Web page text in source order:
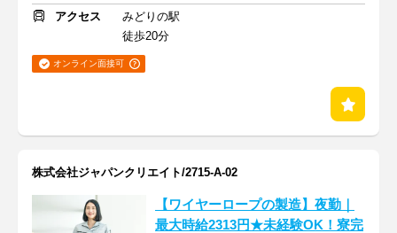
アクセス
みどりの駅
徒歩20分
オンライン面接可
株式会社ジャパンクリエイト/2715-A-02
【ワイヤーロープの製造】夜勤｜
最大時給2313円★未経験OK！寮完